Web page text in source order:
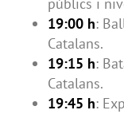
19:00 h:
Catalans.
19:15 h:
Catalans.
19:45 h: